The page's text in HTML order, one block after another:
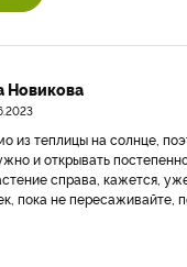
Новикова
из теплицы на солнце,
и открывать
справа, кажется,
пока не пересаживайте,